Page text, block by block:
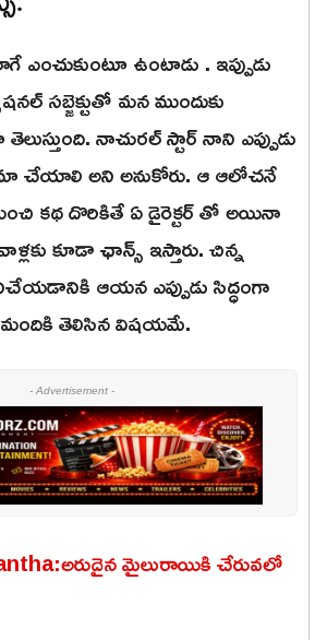
ఎంచుకుంటూ ఉంటాడు . ఇప్పుడు
సబ్జెక్టుతో మన ముందుకు
నాచురల్ స్టార్ నాని ఎప్పుడు
చేయాలి అని అనుకోరు. ఆ ఆలోచనే
కథ దొరికితే ఏ డైరెక్టర్ తో అయినా
కూడా ఛాన్స్ ఇస్తారు. చిన్న
ఆయన ఎప్పుడు సిద్ధంగా
తెలిసిన విషయమే.
- Advertisement -
మైలురాయికి చేరువలో